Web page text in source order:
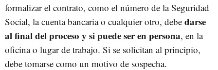
formalizar el contrato, como el número de la Seguridad
Social, la cuenta bancaria o cualquier otro, debe darse
al final del proceso y si puede ser en persona, en la
oficina o lugar de trabajo. Si se solicitan al principio,
debe tomarse como un motivo de sospecha.